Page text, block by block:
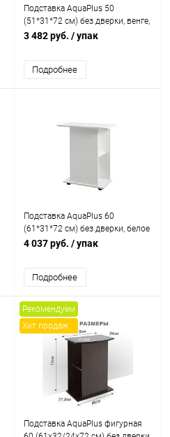
Подставка AquaPlus 50
(51*31*72 см) без дверки, венге,
в коробке, подходит для
3 482 руб. / упак
Подробнее
Подставка AquaPlus 60
(61*31*72 см) без дверки, белое
дерево, в коробке, подходит для
4 037 руб. / упак
Подробнее
Рекомендуем
Хит продаж
Подставка AquaPlus фигурная